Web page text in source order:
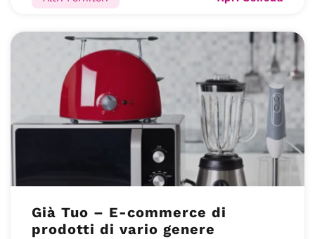
Già Tuo – E-commerce di
prodotti di vario genere